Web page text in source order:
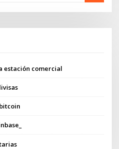
estación comercial